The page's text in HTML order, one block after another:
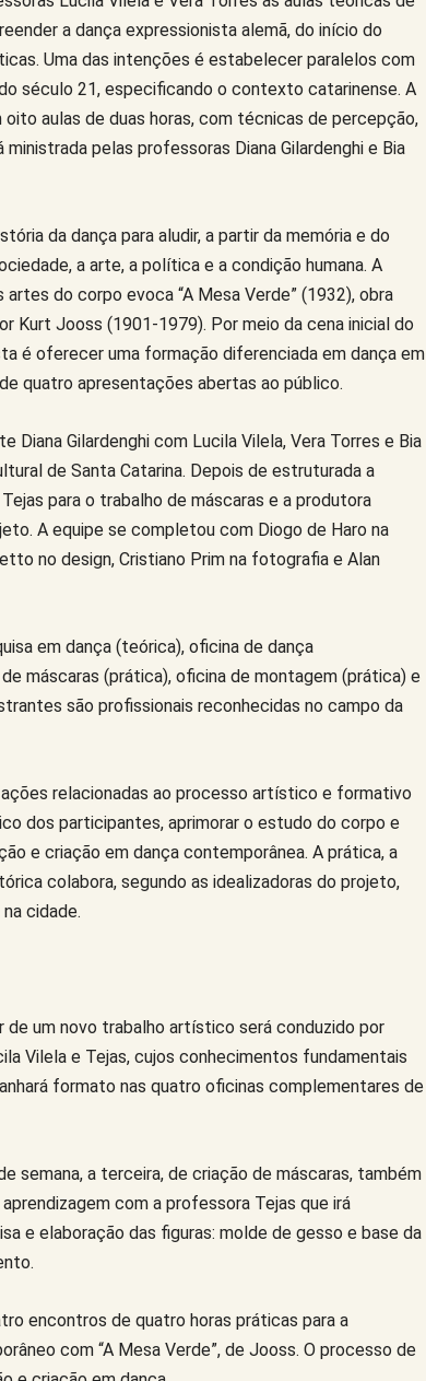
a dança expressionista alemã, do início do
Uma das intenções é estabelecer paralelos com
século 21, especificando o contexto catarinense. A
aulas de duas horas, com técnicas de percepção,
pelas professoras Diana Gilardenghi e Bia
da dança para aludir, a partir da memória e do
a arte, a política e a condição humana. A
do corpo evoca “A Mesa Verde” (1932), obra
Kurt Jooss (1901-1979). Por meio da cena inicial do
é oferecer uma formação diferenciada em dança em
quatro apresentações abertas ao público.
Diana Gilardenghi com Lucila Vilela, Vera Torres e Bia
de Santa Catarina. Depois de estruturada a
para o trabalho de máscaras e a produtora
A equipe se completou com Diogo de Haro na
no design, Cristiano Prim na fotografia e Alan
em dança (teórica), oficina de dança
máscaras (prática), oficina de montagem (prática) e
são profissionais reconhecidas no campo da
relacionadas ao processo artístico e formativo
dos participantes, aprimorar o estudo do corpo e
e criação em dança contemporânea. A prática, a
colabora, segundo as idealizadoras do projeto,
cidade.
um novo trabalho artístico será conduzido por
Vilela e Tejas, cujos conhecimentos fundamentais
formato nas quatro oficinas complementares de
semana, a terceira, de criação de máscaras, também
com a professora Tejas que irá
e elaboração das figuras: molde de gesso e base da
encontros de quatro horas práticas para a
com “A Mesa Verde”, de Jooss. O processo de